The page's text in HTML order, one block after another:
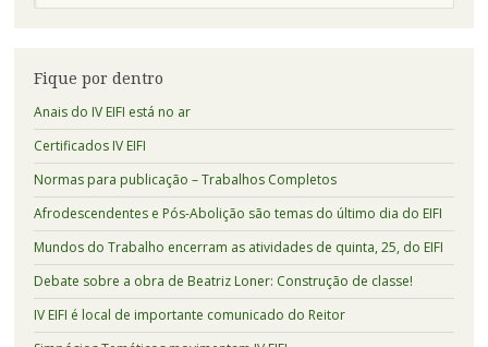
Fique por dentro
Anais do IV EIFI está no ar
Certificados IV EIFI
Normas para publicação – Trabalhos Completos
Afrodescendentes e Pós-Abolição são temas do último dia do EIFI
Mundos do Trabalho encerram as atividades de quinta, 25, do EIFI
Debate sobre a obra de Beatriz Loner: Construção de classe!
IV EIFI é local de importante comunicado do Reitor